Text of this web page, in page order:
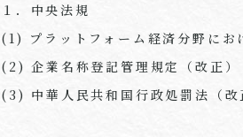
１．中央法規
(1) プラットフォーム経済分野にお
(2) 企業名称登記管理規定（改正）
(3) 中華人民共和国行政処罰法（改